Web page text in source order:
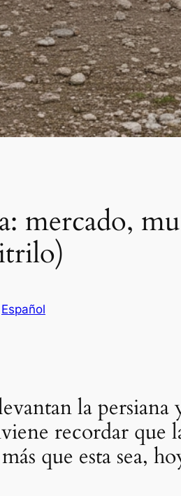
mercado,
Español
la persiana
recordar que
que esta sea,